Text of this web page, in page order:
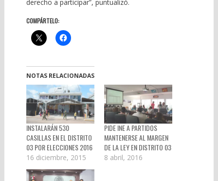
derecho a participar”, puntualizó.
COMPÁRTELO:
NOTAS RELACIONADAS
INSTALARÁN 530
CASILLAS EN EL DISTRITO
03 POR ELECCIONES 2016
16 diciembre, 2015
PIDE INE A PARTIDOS
MANTENERSE AL MARGEN
DE LA LEY EN DISTRITO 03
8 abril, 2016